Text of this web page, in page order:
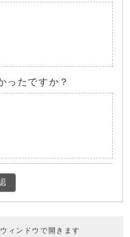
ったですか？
ィンドウで開きます